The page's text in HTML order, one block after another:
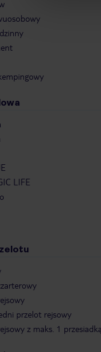
LIFE
przelot rejsowy
z maks. 1 przesiadką